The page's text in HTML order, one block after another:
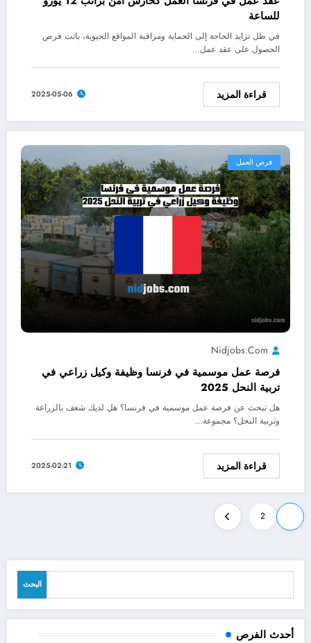
للساعة
في ظل تزايد الحاجة إلى الحماية ومراقبة المواقع الحيوية، باتت فرص
الحصول على عقد عمل…
قراءة المزيد 2025-05-06
فرص العمل
Nidjobs.com
فرصة عمل موسمية في فرنسا وظيفة وكيل زراعي في
تربية النحل 2025
هل تبحث عن فرصة عمل موسمية في فرنسا؟ هل لديك شغف بالزراعة
وتربية النحل؟ مجموعة…
قراءة المزيد 2025-02-21
Posts
pagination
2
البحث
أحدث الفرص